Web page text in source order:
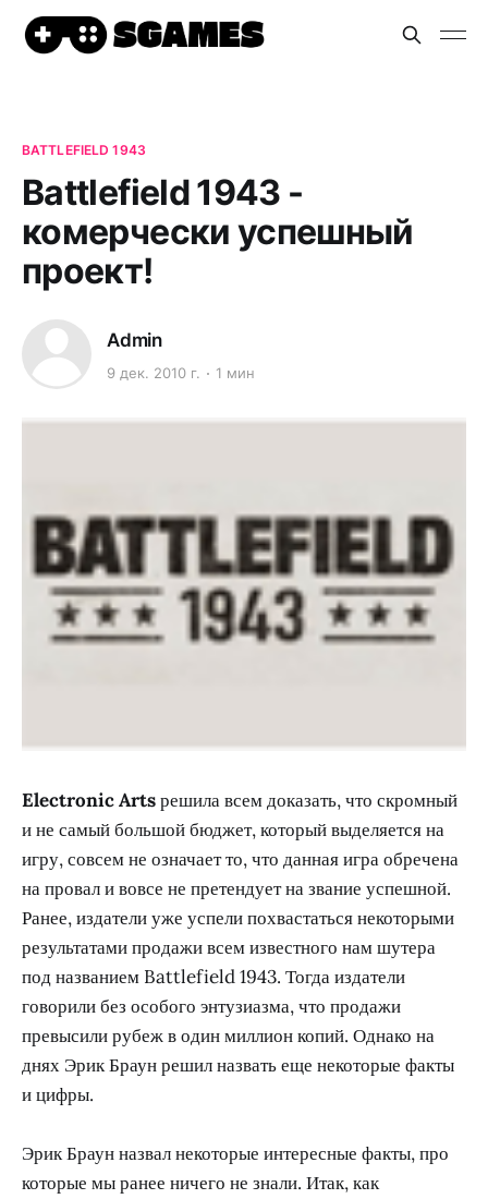
BATTLEFIELD 1943
Battlefield 1943 -
комерчески успешный
проект!
Admin
9 дек. 2010 г. 1 мин
Electronic Artsрешила всем доказать, что скромный
и не самый большой бюджет, который выделяется на
игру, совсем не означает то, что данная игра обречена
на провал и вовсе не претендует на звание успешной.
Ранее, издатели уже успели похвастаться некоторыми
результатами продажи всем известного нам шутера
под названием Battlefield 1943. Тогда издатели
говорили без особого энтузиазма, что продажи
превысили рубеж в один миллион копий. Однако на
днях Эрик Браун решил назвать еще некоторые факты
и цифры.
Эрик Браун назвал некоторые интересные факты, про
которые мы ранее ничего не знали. Итак, как